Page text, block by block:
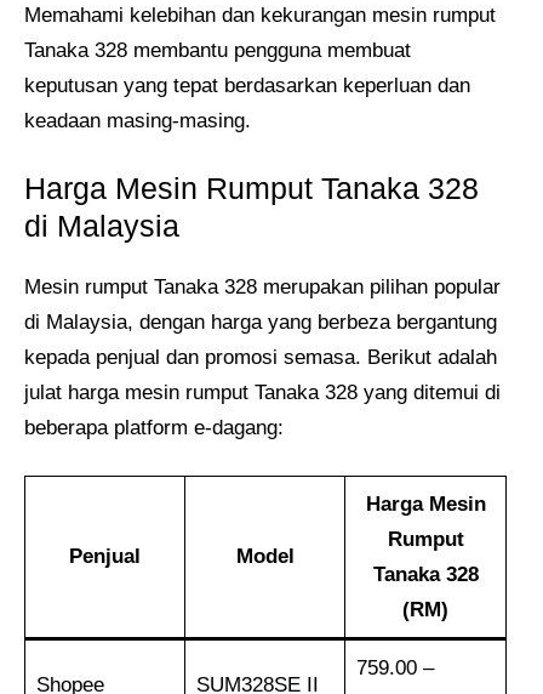
Memahami kelebihan dan kekurangan mesin rumput
Tanaka 328 membantu pengguna membuat
keputusan yang tepat berdasarkan keperluan dan
keadaan masing-masing.
Harga Mesin Rumput Tanaka 328
di Malaysia
Mesin rumput Tanaka 328 merupakan pilihan popular
di Malaysia, dengan harga yang berbeza bergantung
kepada penjual dan promosi semasa. Berikut adalah
julat harga mesin rumput Tanaka 328 yang ditemui di
beberapa platform e-dagang:
Penjual Model
Harga Mesin
Rumput
Tanaka 328
(RM)
Shopee SUM328SE II
759.00 –